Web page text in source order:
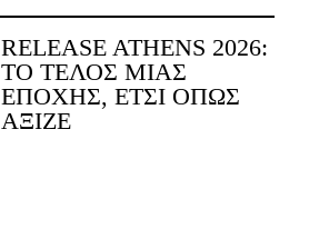
RELEASE ATHENS 2026:
ΤΟ ΤΈΛΟΣ ΜΙΑΣ
ΕΠΟΧΉΣ, ΈΤΣΙ ΌΠΩΣ
ΆΞΙΖΕ